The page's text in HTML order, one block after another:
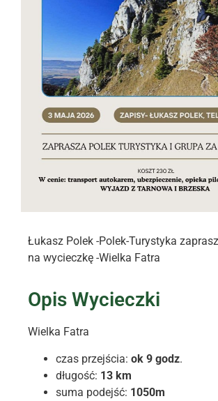
Łukasz Polek -Polek-Turystyka
na wycieczkę -Wielka Fatra
Opis Wycieczki
Wielka Fatra
czas przejścia: ok 9 godz.
długość: 13 km
suma podejść: 1050m